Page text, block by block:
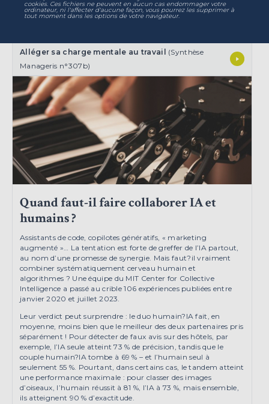
Melissa Swift, MIT Sloan Management Review, juin
2025.
Alléger sa charge mentale au travail
(Synthèse
Manageris n°307b)
Quand faut-il faire collaborer IA et
humains ?
Assistants de code, copilotes génératifs, « marketing
augmenté »… La tentation est forte de greffer de l’IA partout,
au nom d’une promesse de synergie. Mais faut?il vraiment
combiner systématiquement cerveau humain et
algorithmes ? Une équipe du MIT Center for Collective
Intelligence a passé au crible 106 expériences publiées entre
janvier 2020 et juillet 2023.
Leur verdict peut surprendre : le duo humain?IA fait, en
moyenne, moins bien que le meilleur des deux partenaires pris
séparément ! Pour détecter de faux avis sur des hôtels, par
exemple, l’IA seule atteint 73 % de précision, tandis que le
couple humain?IA tombe à 69 % – et l’humain seul à
seulement 55 %. Pourtant, dans certains cas, le tandem atteint
une performance maximale : pour classer des images
d’oiseaux, l’humain réussit à 81 %, l’IA à 73 %, mais ensemble,
ils atteignent 90 % d’exactitude.
cookies. Ces fichiers ne peuvent en aucun cas endommager votre
ordinateur, ni l'affecter d'aucune façon, vous pourrez les supprimer à
tout moment dans les options de votre navigateur.